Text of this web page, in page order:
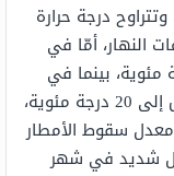
درجة حرارة
في ساعات النهار، أمّا في
تصل درجة الحرارة إلى 43 درجة مئوية، بينما في
فصل الشتاء تصل درجات الحرارة في الرياض إلى 20 درجة مئوية،
معدل سقوط الأمطار
شديد في شهر